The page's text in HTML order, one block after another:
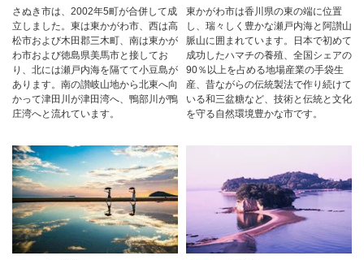
さぬき市は、2002年5町が合併して成
立しました。東は東かがわ市、西は高
松市および木田郡三木町、南は東かが
わ市および徳島県美馬市と接してお
り、北には瀬戸内海を隔てて小豆島が
あります。南の讃岐山地から北東へ向
かって津田川が津田湾へ、鴨部川が鴨
庄湾へと流れています。
東かがわ市は香川県の東の端に位置
し、瑞々しく豊かな瀬戸内海と阿讃山
脈山に囲まれています。日本で初めて
成功したハマチの養殖、全国シェアの
90％以上を占める地場産業の手袋生
産、昔ながらの伝統製法で作り続けて
いる和三盆糖など、技術と伝統と文化
を守る自然環境豊かな市です。